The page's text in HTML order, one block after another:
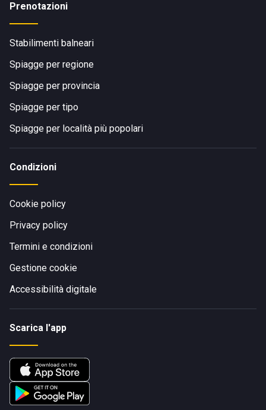
Prenotazioni
Stabilimenti balneari
Spiagge per regione
Spiagge per provincia
Spiagge per tipo
Spiagge per località più popolari
Condizioni
Cookie policy
Privacy policy
Termini e condizioni
Gestione cookie
Accessibilità digitale
Scarica l'app